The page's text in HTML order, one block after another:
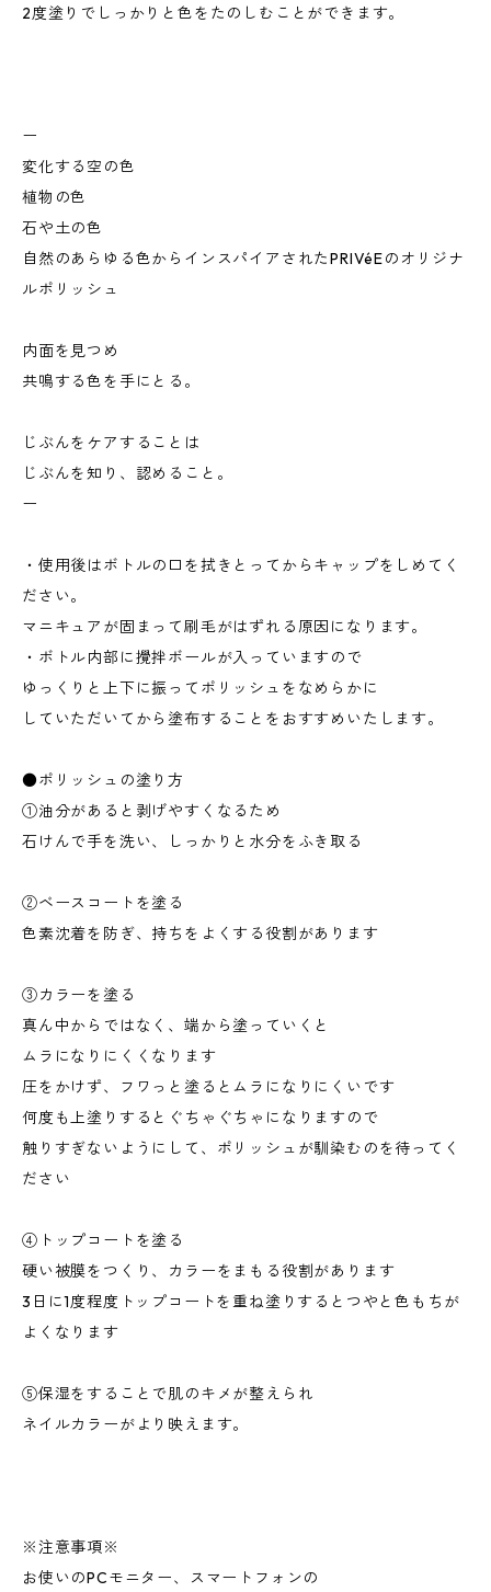
2度塗りでしっかりと色をたのしむことができます。
ー
変化する空の色
植物の色
石や土の色
自然のあらゆる色からインスパイアされたPRIVéEのオリジナ
ルポリッシュ
内面を見つめ
共鳴する色を手にとる。
じぶんをケアすることは
じぶんを知り、認めること。
ー
・使用後はボトルの口を拭きとってからキャップをしめてく
ださい。
マニキュアが固まって刷毛がはずれる原因になります。
・ボトル内部に攪拌ボールが入っていますので
ゆっくりと上下に振ってポリッシュをなめらかに
していただいてから塗布することをおすすめいたします。
●ポリッシュの塗り方
①油分があると剥げやすくなるため
石けんで手を洗い、しっかりと水分をふき取る
②ベースコートを塗る
色素沈着を防ぎ、持ちをよくする役割があります
③カラーを塗る
真ん中からではなく、端から塗っていくと
ムラになりにくくなります
圧をかけず、フワっと塗るとムラになりにくいです
何度も上塗りするとぐちゃぐちゃになりますので
触りすぎないようにして、ポリッシュが馴染むのを待ってく
ださい
④トップコートを塗る
硬い被膜をつくり、カラーをまもる役割があります
3日に1度程度トップコートを重ね塗りするとつやと色もちが
よくなります
⑤保湿をすることで肌のキメが整えられ
ネイルカラーがより映えます。
※注意事項※
お使いのPCモニター、スマートフォンの